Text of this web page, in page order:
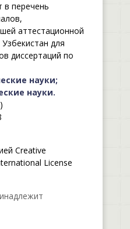
в перечень
аттестационной
для
диссертаций по
науки;
науки.
Creative
License